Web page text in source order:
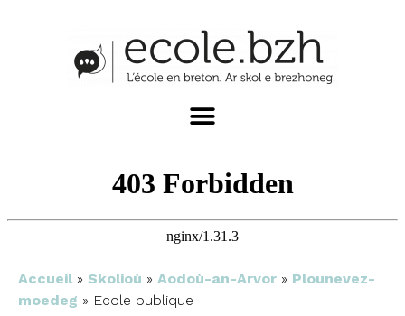
Accueil » Skolioù » Aodoù-an-Arvor » Plounevez-
moedeg » Ecole publique